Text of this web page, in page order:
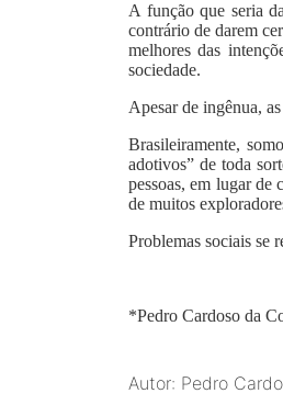
A função que seria
contrário de darem
melhores das
sociedade.
Apesar de ingênua,
Brasileiramente,
adotivos” de toda
pessoas, em lugar de
de muitos
Problemas sociais se
*Pedro Cardoso da
Autor: Pedro